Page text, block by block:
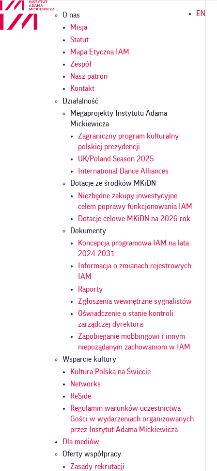
Przejdź
treści
Główna
nawigacja
O nas
Misja
Statut
Mapa Etyczna IAM
Zespół
Nasz patron
Kontakt
Działalność
Megaprojekty Instytutu Adama
Mickiewicza
Zagraniczny program kulturalny
polskiej prezydencji
UK/Poland Season 2025
International Dance Alliances
Dotacje ze środków MKiDN
Niezbędne zakupy inwestycyjne
celem poprawy funkcjonowania IAM
Dotacje celowe MKiDN na 2026 rok
Dokumenty
Koncepcja programowa IAM na lata
2024-2031
Informacja o zmianach rejestrowych
IAM
Raporty
Zgłoszenia wewnętrzne sygnalistów
Oświadczenie o stanie kontroli
zarządczej dyrektora
Zapobieganie mobbingowi i innym
niepożądanym zachowaniom w IAM
Wsparcie kultury
Kultura Polska na Świecie
Networks
ReSide
Regulamin warunków uczestnictwa
Gości w wydarzeniach organizowanych
przez Instytut Adama Mickiewicza
Dla mediów
Oferty współpracy
Zasady rekrutacji
EN